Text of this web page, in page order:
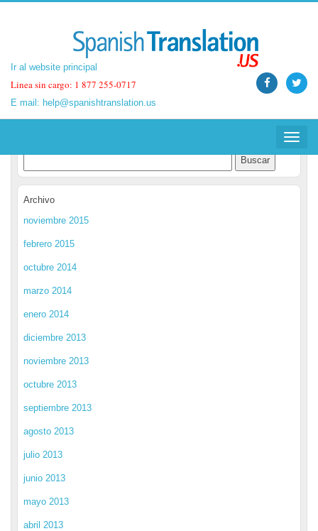
Ir al website principal
Linea sin cargo: 1 877 255-0717
E mail: help@spanishtranslation.us
Toggle
Ir al website principal
Linea sin cargo: 1 877 255-0717
E mail: help@spanishtranslation.us
Toggle
Spanish Translation Blog
Archivo
noviembre 2015
febrero 2015
octubre 2014
marzo 2014
enero 2014
diciembre 2013
noviembre 2013
octubre 2013
septiembre 2013
agosto 2013
julio 2013
junio 2013
mayo 2013
abril 2013